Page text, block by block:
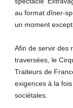
au format dîner-
un moment
Afin de servir des
traversées, le
Traiteurs de
exigences à la
sociétales.